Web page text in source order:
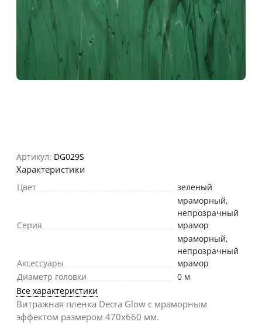
Артикул: DG029S
Характеристики
Цвет зеленый
Серия
мраморный,
непрозрачный
мрамор
Аксессуары
мраморный,
непрозрачный
мрамор
Диаметр головки
0 м
Все характеристики
Витражная пленка Decra Glow с мраморным
эффектом размером 470х660 мм.